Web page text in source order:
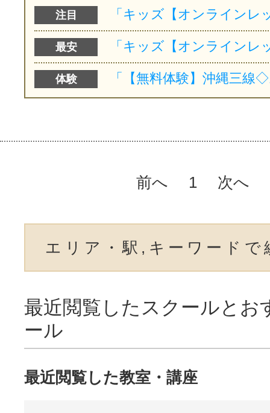
注目
最安
体験
前へ 1 次へ
エリア・駅,キーワードで
最近閲覧したスクールとお
ール
最近閲覧した教室・講座